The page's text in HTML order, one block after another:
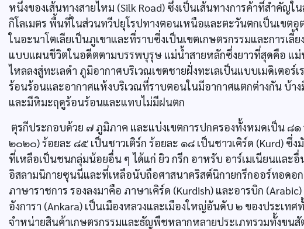
หนึ่งของเส้นทางสายไหม (Silk Road) ซึ่งเป็นเส้นทางการค้าที่สำคั
กิโลเมตร พื้นที่ในส่วนทวีปยุโรปทางตอนเหนือและตะวันตกเป็นเขต
ในอะนาโตเลียเป็นภูเขาและที่ราบซึ่งเป็นเขตเกษตรกรรมและการเ
แบบแผนชีวิตในอดีตตามบรรพบุรุษ แม่น้ำสายหลักซึ่งยาวที่สุดคือ แม่
ไหลลงสู่ทะเลดำ ภูมิอากาศบริเวณเขตชายฝั่งทะเลเป็นแบบเมดิเตอ
ร้อนร้อนและอากาศแห้งบริเวณที่ราบตอนในมีอากาศแตกต่างกัน บ้า
และมีหิมะฤดูร้อนร้อนและแทบไม่มีฝนตก
ตุรกีประกอบด้วย ๗ ภูมิภาค และแบ่งเขตการปกครองทั้งหมดเป็น
๒๐๒๐) ร้อยละ ๘๕ เป็นชาวเติร์ก ร้อยละ ๑๘ เป็นชาวเคิร์ด (Kurd) ซึ่
ที่เหลือเป็นชนกลุ่มน้อยอื่น ๆ ได้แก่ ยิว กรีก อาหรับ อาร์เมเนียนแล
อิสลามนิกายซุนนีและที่เหลือนับถือศาสนาคริสต์นิกายกรีกออร์ทอดอก
ภาษาราชการ รองลงมาคือ ภาษาเคิร์ด (Kurdish) และอารบิก
อังการา (Ankara) เป็นเมืองหลวงและเมืองใหญ่อันดับ ๒ ของประเท
จำหน่ายสินค้าเกษตรกรรมและธัญพืชหลากหลายประเภทรวมทั้งขน